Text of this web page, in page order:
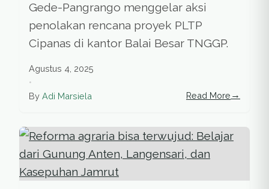
Gede-Pangrango menggelar aksi
penolakan rencana proyek PLTP
Cipanas di kantor Balai Besar TNGGP.
Agustus 4, 2025
•
By Adi Marsiela Read More →